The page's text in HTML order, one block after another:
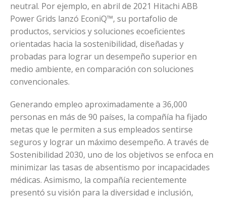
neutral. Por ejemplo, en abril de 2021 Hitachi ABB
Power Grids lanzó EconiQ™️, su portafolio de
productos, servicios y soluciones ecoeficientes
orientadas hacia la sostenibilidad, diseñadas y
probadas para lograr un desempeño superior en
medio ambiente, en comparación con soluciones
convencionales.
Generando empleo aproximadamente a 36,000
personas en más de 90 países, la compañía ha fijado
metas que le permiten a sus empleados sentirse
seguros y lograr un máximo desempeño. A través de
Sostenibilidad 2030, uno de los objetivos se enfoca en
minimizar las tasas de absentismo por incapacidades
médicas. Asimismo, la compañía recientemente
presentó su visión para la diversidad e inclusión,